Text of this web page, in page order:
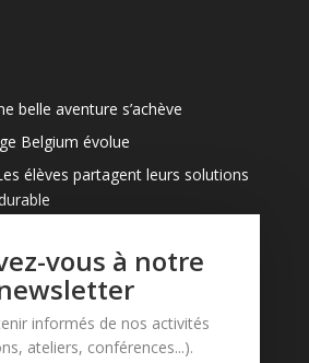
belle aventure s’achève
Belgium évolue
élèves partagent leurs solutions
81
vous à notre
informés de nos activités
ateliers, conférences...).